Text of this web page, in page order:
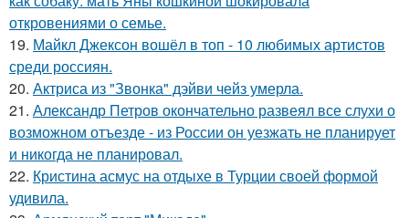
откровениями о семье.
19. Майкл Джексон вошёл в топ - 10 любимых артистов
среди россиян.
20. Актриса из "Звонка" дэйви чейз умерла.
21. Александр Петров окончательно развеял все слухи о
возможном отъезде - из России он уезжать не планирует
и никогда не планировал.
22. Кристина асмус на отдыхе в Турции своей формой
удивила.